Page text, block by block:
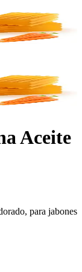
Aceite
para jabones